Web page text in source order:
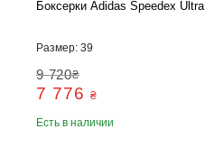
Боксерки Adidas Speedex
Размер: 39
9 720₴
7 776 ₴
Есть в наличии